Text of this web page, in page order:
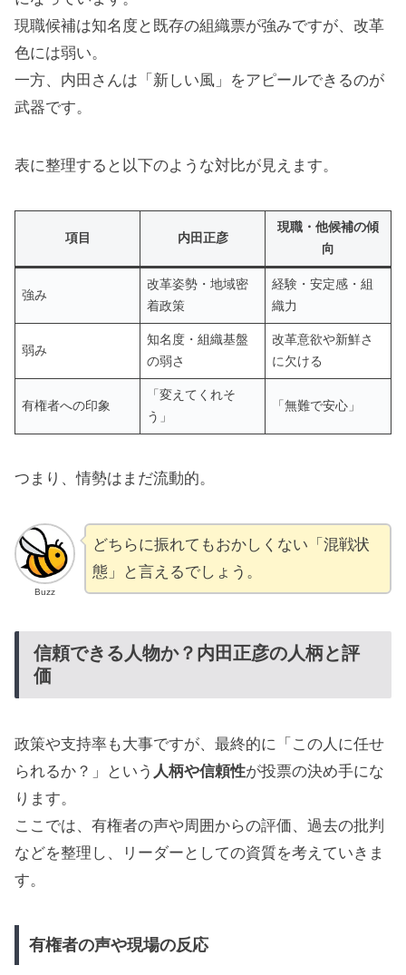
現職候補は知名度と既存の組織票が強みですが、改革
色には弱い。
一方、内田さんは「新しい風」をアピールできるのが
武器です。
表に整理すると以下のような対比が見えます。
項目 内田正彦
現職・他候補の傾
向
強み
改革姿勢・地域密
着政策
経験・安定感・組
織力
弱み
知名度・組織基盤
の弱さ
改革意欲や新鮮さ
に欠ける
有権者への印象
「変えてくれそ
う」
「無難で安心」
つまり、情勢はまだ流動的。
Buzz
どちらに振れてもおかしくない「混戦状
態」と言えるでしょう。
信頼できる人物か？内田正彦の人柄と評
価
政策や支持率も大事ですが、最終的に「この人に任せ
られるか？」という 人柄や信頼性が投票の決め手にな
ります。
ここでは、有権者の声や周囲からの評価、過去の批判
などを整理し、リーダーとしての資質を考えていきま
す。
有権者の声や現場の反応